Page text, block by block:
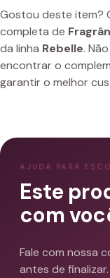
Gostou deste item?
completa de
da linha Rebelle.
encontrar o
garantir o melhor
AJUDA PARA
Este
com
Fale com nossa
antes de finalizar.